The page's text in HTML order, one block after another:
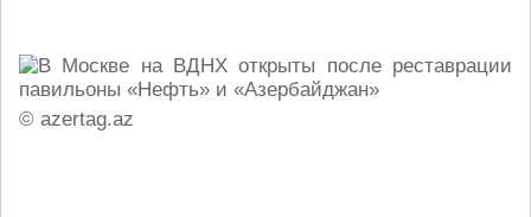
© azertag.az